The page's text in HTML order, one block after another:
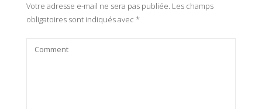
Votre adresse e-mail ne sera pas publiée. Les champs
obligatoires sont indiqués avec *